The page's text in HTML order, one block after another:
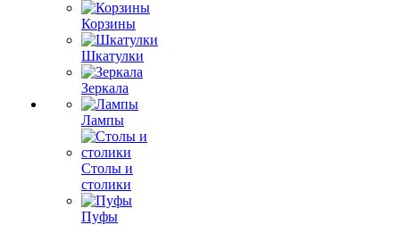
Корзины
Шкатулки
Зеркала
Лампы
Столы и
столики
Пуфы